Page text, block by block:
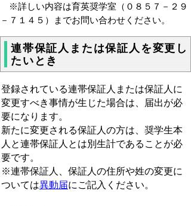
※詳しい内容は育英奨学室（０８５７－２９
－７１４５）までお問い合わせください。
連帯保証人または保証人を変更し
たいとき
登録されている連帯保証人または保証人に
変更すべき事情が生じた場合は、届出が必
要になります。
新たに変更される保証人の方は、奨学生本
人と連帯保証人とは別生計であることが必
要です。
※連帯保証人、保証人の住所や姓の変更に
ついては異動届にご記入ください。